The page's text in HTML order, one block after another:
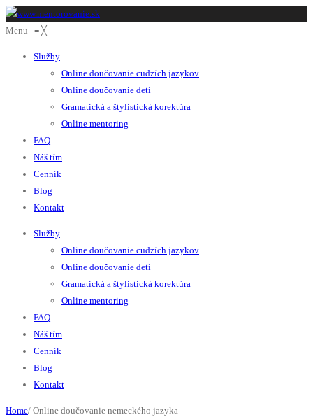
Menu ≡ ╳
Služby
Online doučovanie cudzích jazykov
Online doučovanie detí
Gramatická a štylistická korektúra
Online mentoring
FAQ
Náš tím
Cenník
Blog
Kontakt
Služby
Online doučovanie cudzích jazykov
Online doučovanie detí
Gramatická a štylistická korektúra
Online mentoring
FAQ
Náš tím
Cenník
Blog
Kontakt
Home/ Online doučovanie nemeckého jazyka